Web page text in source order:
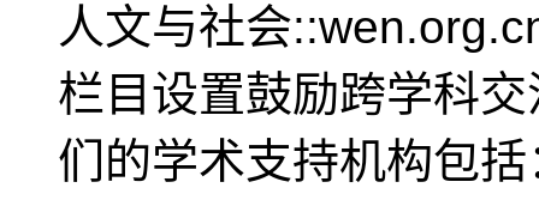
人文与社会
栏目设置鼓励跨学科
们的学术支持机构包